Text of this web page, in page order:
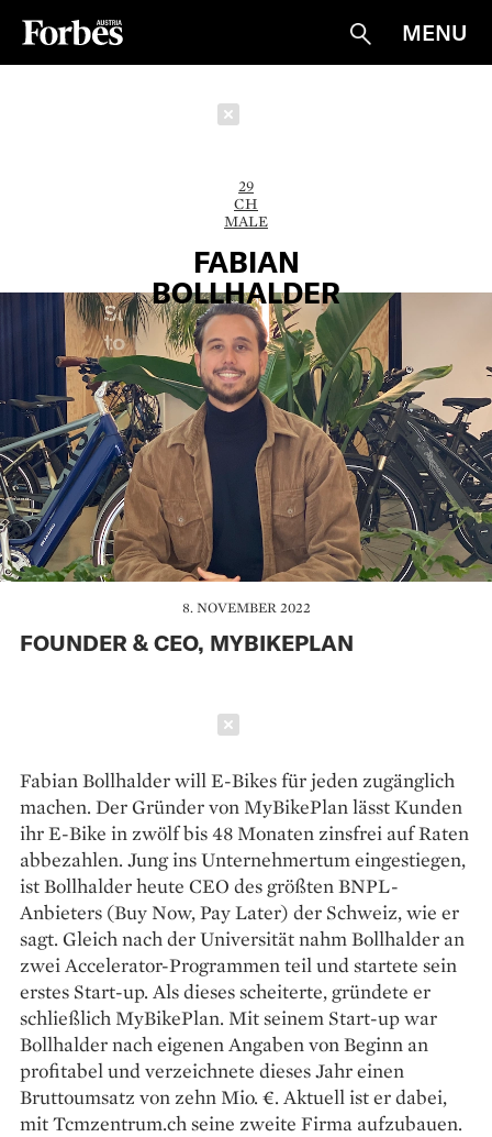
Suche
MENU
29
CH
MALE
FABIAN
BOLLHALDER
8. NOVEMBER 2022
FOUNDER & CEO, MYBIKEPLAN
Fabian Bollhalder will E-Bikes für jeden zugänglich
machen. Der Gründer von MyBikePlan lässt Kunden
ihr E-Bike in zwölf bis 48 Monaten zinsfrei auf Raten
abbezahlen. Jung ins Unternehmertum eingestiegen,
ist Bollhalder heute CEO des größten BNPL-
Anbieters (Buy Now, Pay Later) der Schweiz, wie er
sagt. Gleich nach der Universität nahm Bollhalder an
zwei Accelerator-Programmen teil und startete sein
erstes Start-up. Als dieses scheiterte, gründete er
schließlich MyBikePlan. Mit seinem Start-up war
Bollhalder nach eigenen Angaben von Beginn an
profitabel und verzeichnete dieses Jahr einen
Bruttoumsatz von zehn Mio. €. Aktuell ist er dabei,
mit Tcmzentrum.ch seine zweite Firma aufzubauen.